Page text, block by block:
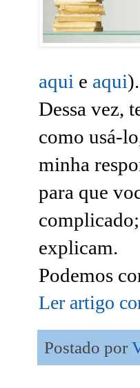
aqui e aqui).
Dessa vez,
como usá-
minha
para que
explicam.
Podemos
Ler artigo
Postado por